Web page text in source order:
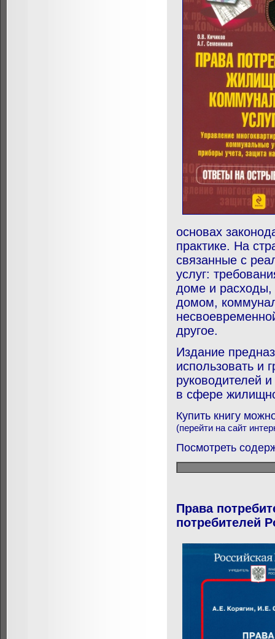
основах
практике. На
связанные с
услуг:
доме и расходы,
домом,
другое.
Издание
использовать и
руководителей
в сфере
Купить книгу
(перейти на сайт
Посмотреть
Права
потребителей